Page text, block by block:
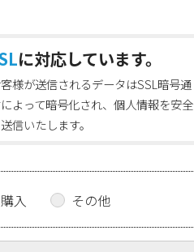
に対応しています。
様が送信されるデータはSSL暗号通
よって暗号化され、個人情報を安全
信いたします。
入 その他